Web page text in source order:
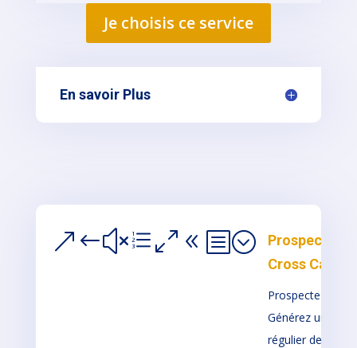
Je choisis ce service
En savoir Plus
&#xe08b;
Prospection
Cross Canal
Prospectez et
Générez un flux
régulier de